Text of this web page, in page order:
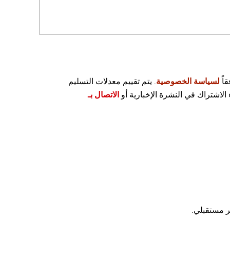
لسياسة الخصوصية. يتم تقييم معدلات التسليم
في النشرة الإخبارية أو الاتصال بـ
مستقبلي.